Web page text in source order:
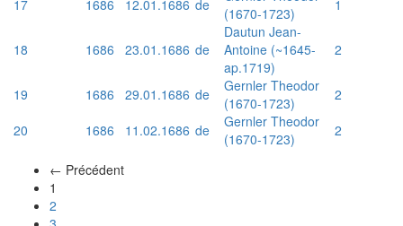
17 1686 12.01.1686 de
(1670-1723)
1
18 1686 23.01.1686 de
Dautun Jean-
Antoine (~1645-
ap.1719)
2
19 1686 29.01.1686 de
Gernler Theodor
(1670-1723)
2
20
1686 11.02.1686 de
Gernler Theodor
(1670-1723)
2
← Précédent
1
2